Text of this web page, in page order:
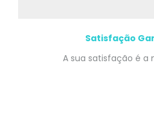
Satisfação
A sua satisfação é a